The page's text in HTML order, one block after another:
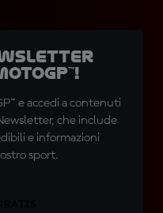
e accedi a contenuti
che include
e informazioni
sport.